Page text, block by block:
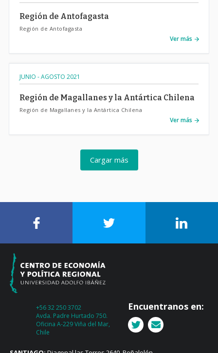
Región de Antofagasta
Región de Antofagasta
Ver más
JUNIO - AGOSTO 2021
Región de Magallanes y la Antártica Chilena
Región de Magallanes y la Antártica Chilena
Ver más
Cargar más
+56 32 250 3702
Avda. Padre Hurtado 750.
Oficina A-229 Viña del Mar,
Chile
Encuentranos en: